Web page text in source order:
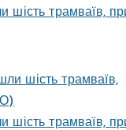
шість трамваїв,
шість трамваїв,